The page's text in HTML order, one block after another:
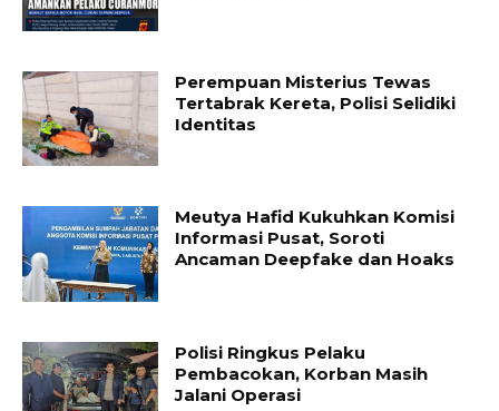
Perempuan Misterius Tewas
Tertabrak Kereta, Polisi Selidiki
Identitas
Meutya Hafid Kukuhkan Komisi
Informasi Pusat, Soroti
Ancaman Deepfake dan Hoaks
Polisi Ringkus Pelaku
Pembacokan, Korban Masih
Jalani Operasi